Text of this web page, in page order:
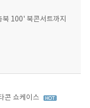
100' 북콘서트까지
콘 쇼케이스